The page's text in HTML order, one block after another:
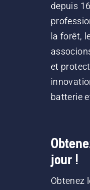
depuis
la forêt,
et
batterie
jour !
Obtenez